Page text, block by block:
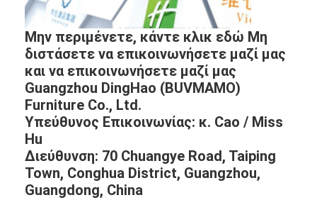
Μην περιμένετε, κάντε κλικ εδώ Μη
διστάσετε να επικοινωνήσετε μαζί μας
και να επικοινωνήσετε μαζί μας
Guangzhou DingHao (BUVMAMO)
Furniture Co., Ltd.
Υπεύθυνος Επικοινωνίας: κ. Cao / Miss
Hu
Διεύθυνση: 70 Chuangye Road, Taiping
Town, Conghua District, Guangzhou,
Guangdong, China